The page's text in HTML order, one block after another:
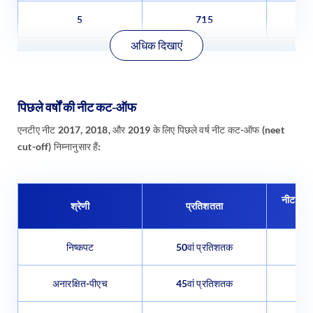
5 715
अधिक दिखाएं
पिछले वर्षों की नीट कट-ऑफ
एनटीए नीट 2017, 2018, और 2019 के लिए पिछले वर्ष नीट कट-ऑफ (neet
cut-off) निम्नानुसार हैं:
श्रेणी प्रतिशतता
नीट
निष्कपट 50वां प्रतिशतक
अनारक्षित-पीएच 45वां प्रतिशतक